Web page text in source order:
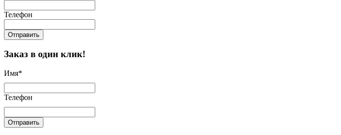
Телефон
Отправить
Заказ в один клик!
Имя*
Телефон
Отправить